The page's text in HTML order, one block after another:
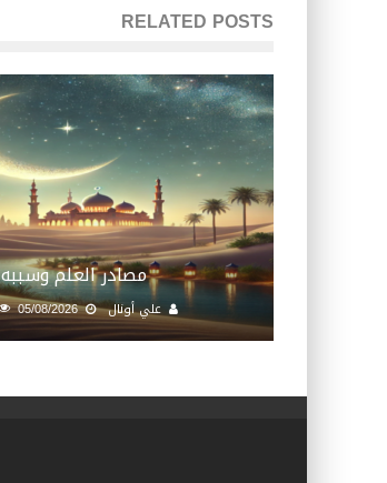
RELATED POSTS
مصادر العلم وسببه
علي أونال 05/08/2026